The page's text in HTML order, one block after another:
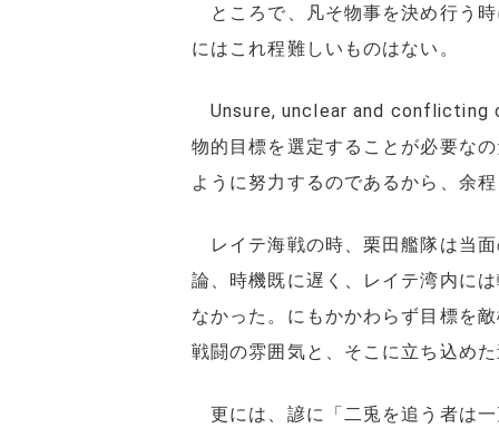
ところで、凡そ物事を決め行う
にはこれ程難しいものはない。
Unsure, unclear and conflicting
物的目標を選定することが必要な
ように努力するのであるから、余
レイテ海戦の時、栗田艦隊は当
論、時機既に遅く、レイテ湾内に
なかった。にもかかわらず目標を
戦闘の雰囲気と、そこに立ち込め
更には、諺に「二兎を追う者は